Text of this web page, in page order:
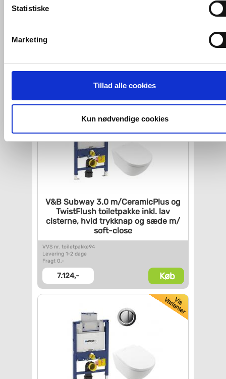
cookies. Ved at klikke 'Vis detaljer' nedenfor kan du se
tredjeparts cookies, som vores hjemmeside benytter.
Hvis du accepterer alle cookies, så giver du samtykke til de
ovenfor nævnte formål med de pågældende cookies. Du har
og fra nedenfor. Til enhver tid er det ligeledes muligt, at
dit samtykke, hvis du måtte ønske det.
Du kan se mere om, hvordan vi behandler dine
personoplysninger, ved at klikke
Statistiske
Marketing
Tillad alle cookies
Kun nødvendige cookies
VVS nr. Toiletpakke22
Køb
V&B Subway 3.0 m/CeramicPlus og
TwistFlush toiletpakke inkl. lav
cisterne, hvid trykknap og sæde m/
soft-close
VVS nr. toiletpakke94
Levering 1-2 dage
Fragt 0,-
7.124,- Køb